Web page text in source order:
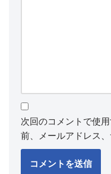
次回のコメントで使
前、メールアドレス、